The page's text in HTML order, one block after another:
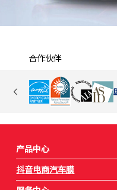
合作伙伴
产品中心
抖音电商汽车膜